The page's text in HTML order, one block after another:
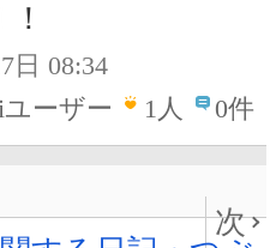
日 08:34
ーザー
1人 0件
次